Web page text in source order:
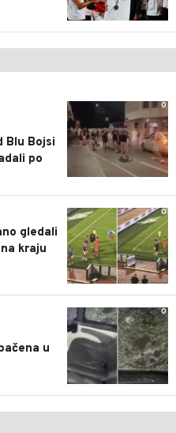
0
Blu Bojsi
po
0
gledali
kraju
0
u